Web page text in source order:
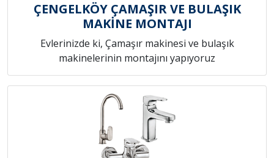
ÇENGELKÖY ÇAMAŞIR VE BULAŞIK
MAKİNE MONTAJI
Evlerinizde ki, Çamaşır makinesi ve bulaşık
makinelerinin montajını yapıyoruz